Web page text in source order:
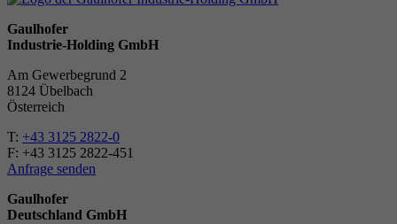
Gaulhofer
Industrie-Holding GmbH
Am Gewerbegrund 2
8124 Übelbach
Österreich
T: +43 3125 2822-0
F: +43 3125 2822-451
Anfrage senden
Gaulhofer
Deutschland GmbH